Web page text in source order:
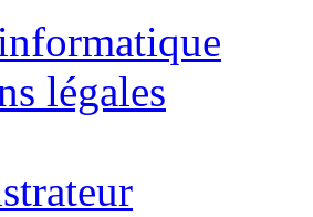
légales